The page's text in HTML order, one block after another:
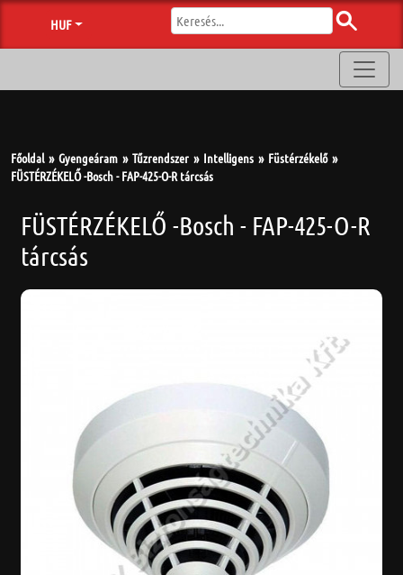
HUF
Főoldal Gyengeáram Tűzrendszer Intelligens
Füstérzékelő
FÜSTÉRZÉKELŐ -Bosch - FAP-425-O-R tárcsás
FÜSTÉRZÉKELŐ -Bosch - FAP-425-O-R
tárcsás